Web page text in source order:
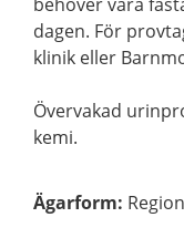
dagen. För
klinik eller
Övervakad
kemi.
Ägarform: Region